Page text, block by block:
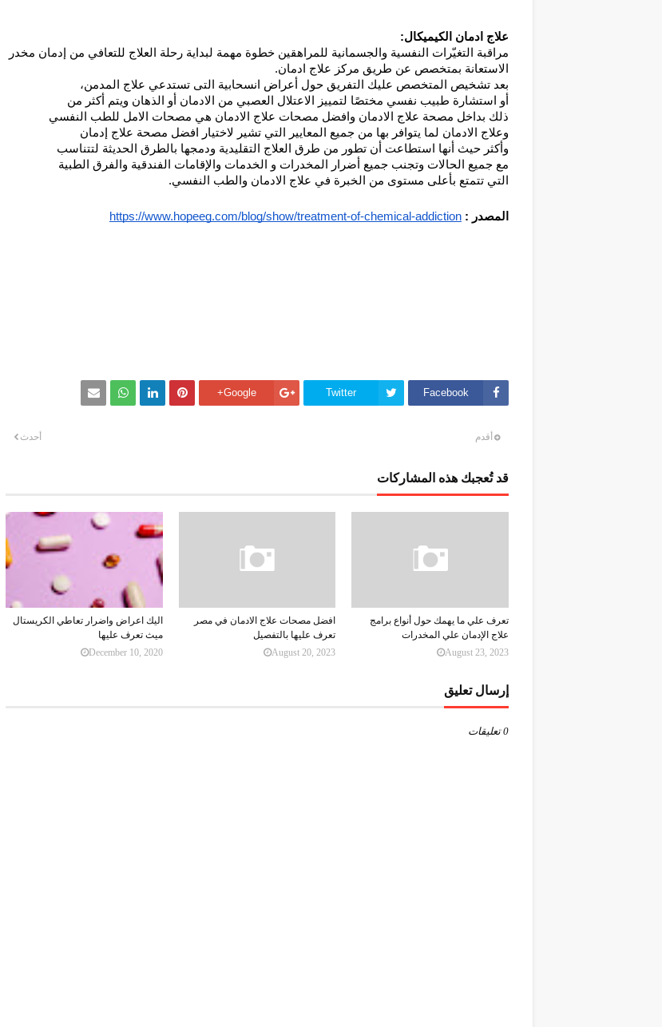
علاج ادمان الكيميكال:
مراقبة التغيّرات النفسية والجسمانية للمراهقين خطوة مهمة لبداية رحلة العلاج للتعافي من إدمان مخدر
الاستعانة بمتخصص عن طريق مركز علاج ادمان.
بعد تشخيص المتخصص عليك التفريق حول أعراض انسحابية التى تستدعي علاج المدمن،
أو استشارة طبيب نفسي مختصًا لتمييز الاعتلال العصبي من الادمان أو الذهان ويتم أكثر من
ذلك بداخل مصحة علاج الادمان وافضل مصحات علاج الادمان هي مصحات الامل للطب النفسي
وعلاج الادمان لما يتوافر بها من جميع المعايير التي تشير لاختيار افضل مصحة علاج إدمان
وأكثر حيث أنها استطاعت أن تطور من طرق العلاج التقليدية ودمجها بالطرق الحديثة لتتناسب
مع جميع الحالات وتجنب جميع أضرار المخدرات و الخدمات والإقامات الفندقية والفرق الطبية
التي تتمتع بأعلى مستوى من الخبرة في علاج الادمان والطب النفسي.
المصدر : https://www.hopeeg.com/blog/show/treatment-of-chemical-addiction
Facebook
Twitter
Google+
أحدث أقدم
قد تُعجبك هذه المشاركات
تعرف علي ما يهمك حول أنواع برامج
علاج الإدمان علي المخدرات
August 23, 2023
افضل مصحات علاج الادمان في مصر
تعرف عليها بالتفصيل
August 20, 2023
اليك اعراض واضرار تعاطي الكريستال
ميث تعرف عليها
December 10, 2020
إرسال تعليق
0 تعليقات